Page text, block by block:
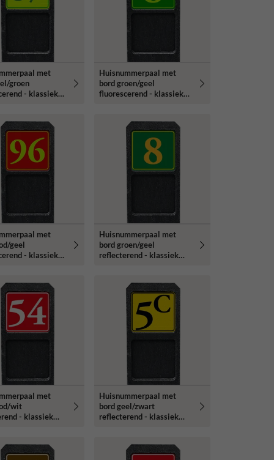
met
groen
- klassiek
Huisnummerpaal met
bord groen/geel
fluorescerend - klassiek
met
geel
- klassiek
Huisnummerpaal met
bord groen/geel
reflecterend - klassiek
met
wit
- klassiek
Huisnummerpaal met
bord geel/zwart
reflecterend - klassiek